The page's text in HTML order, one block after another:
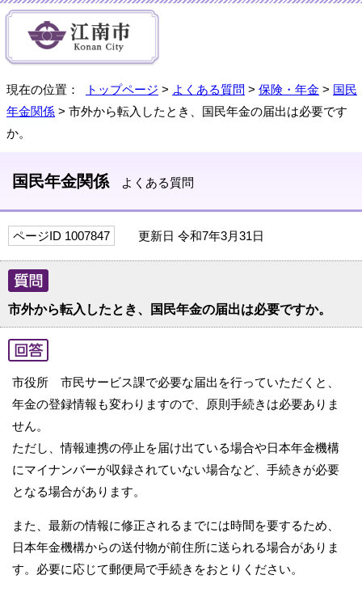
現在の位置： トップページ > よくある質問 > 保険・年金 > 国民
年金関係 > 市外から転入したとき、国民年金の届出は必要です
か。
国民年金関係 よくある質問
ページID 1007847 更新日 令和7年3月31日
市外から転入したとき、国民年金の届出は必要ですか。
市役所 市民サービス課で必要な届出を行っていただくと、
年金の登録情報も変わりますので、原則手続きは必要ありま
せん。
ただし、情報連携の停止を届け出ている場合や日本年金機構
にマイナンバーが収録されていない場合など、手続きが必要
となる場合があります。
また、最新の情報に修正されるまでには時間を要するため、
日本年金機構からの送付物が前住所に送られる場合がありま
す。必要に応じて郵便局で手続きをおとりください。